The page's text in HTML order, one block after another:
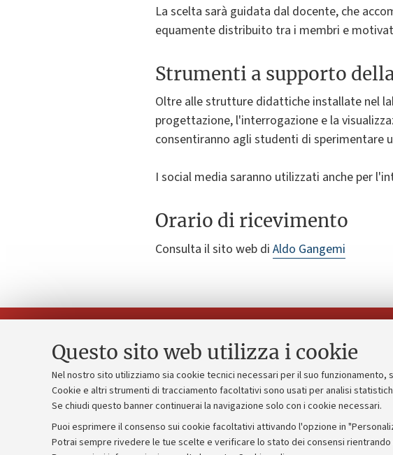
Questo sito web utilizza i cookie
Nel nostro sito utilizziamo sia cookie tecnici necessari per il suo
Cookie e altri strumenti di tracciamento facoltativi sono usati per analisi
Se chiudi questo banner continuerai la navigazione solo con i cookie necessari.
Puoi esprimere il consenso sui cookie facoltativi attivando l'opzione in
Potrai sempre rivedere le tue scelte e verificare lo stato dei consensi
La scelta sarà guidata dal docente, che
equamente distribuito tra i membri e
Strumenti a supporto
Oltre alle strutture didattiche installate nel
progettazione, l'interrogazione e la
consentiranno agli studenti di sperimentare
I social media saranno utilizzati anche per
Orario di ricevimento
Consulta il sito web di Aldo Gangemi
Contatti e PEC
Uffici dell'amministrazione generale
Lavora con noi
Piano strategico
Bilanci
Donazioni e 5x1000